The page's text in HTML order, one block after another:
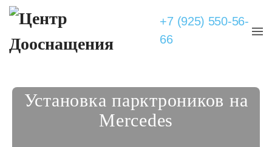
+7 (925) 550-56-
66
Установка парктроников на
Mercedes